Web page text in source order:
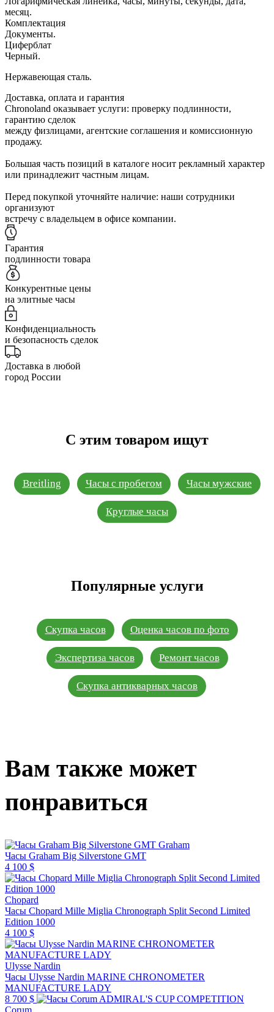
месяц.
Комплектация
Документы.
Циферблат
Черный.
Нержавеющая сталь.
Доставка, оплата и гарантия
Chronoland оказывает услуги: проверку подлинности,
гарантию сделок
между физлицами, агентские соглашения и комиссионную
продажу.
Большая часть позиций в каталоге носит рекламный характер
или принадлежит частным лицам.
Перед покупкой уточняйте наличие: наши сотрудники
организуют
встречу с владельцем в офисе компании.
Гарантия
подлинности товара
Конкурентные цены
на элитные часы
Конфиденциальность
и безопасность сделок
Доставка в любой
город России
С этим товаром ищут
Breitling Часы с пробегом Часы мужские
Круглые часы
Популярные услуги
Скупка часов Оценка часов по фото
Экспертиза часов Ремонт часов
Скупка антикварных часов
Вам также может
понравиться
Graham
Часы Graham Big Silverstone GMT
4 100 $
Chopard
Часы Chopard Mille Miglia Chronograph Split Second Limited
Edition 1000
4 100 $
Ulysse Nardin
Часы Ulysse Nardin MARINE CHRONOMETER
MANUFACTURE LADY
8 700 $
Corum